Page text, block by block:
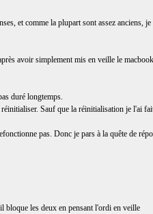
et comme la plupart sont assez anciens,
avoir simplement mis en veille le
duré longtemps.
Sauf que la réinitialisation je l'ai
pas. Donc je pars à la quête de
bloque les deux en pensant l'ordi en veille